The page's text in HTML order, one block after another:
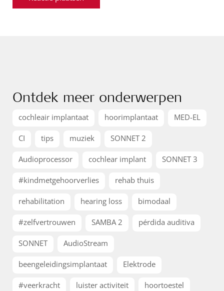
Ontdek meer onderwerpen
cochleair implantaat hoorimplantaat MED-EL
CI tips muziek SONNET 2
Audioprocessor cochlear implant SONNET 3
#kindmetgehoorverlies rehab thuis
rehabilitation hearing loss bimodaal
#zelfvertrouwen SAMBA 2 pérdida auditiva
SONNET AudioStream
beengeleidingsimplantaat Elektrode
#veerkracht luister activiteit hoortoestel